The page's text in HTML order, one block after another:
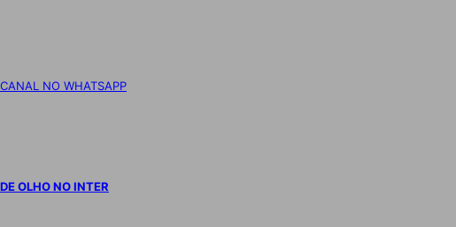
CANAL NO WHATSAPP
DE OLHO NO INTER